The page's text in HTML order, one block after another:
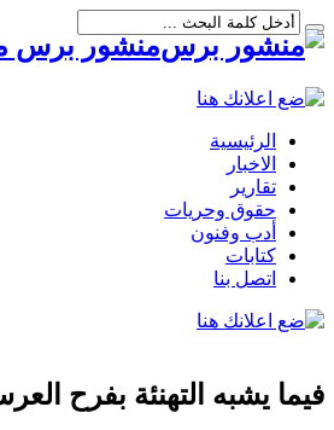
منشور برس
الرئيسية
الاخبار
تقارير
حقوق وحريات
أدب وفنون
كتابات
اتصل بنا
فيما يشبه التهنئة بفرح